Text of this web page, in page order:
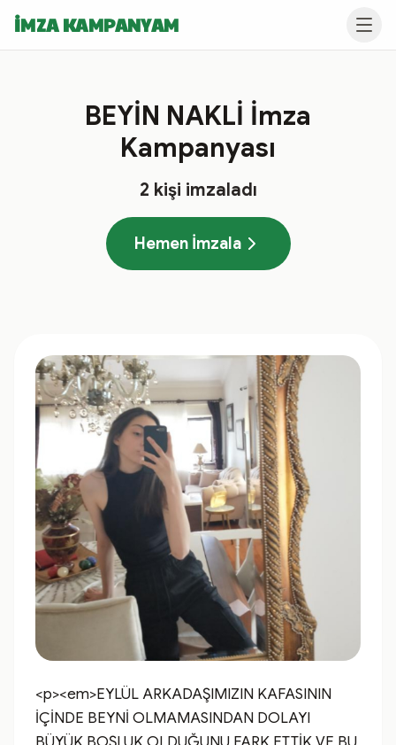
İMZA KAMPANYAM
BEYİN NAKLİ İmza
Kampanyası
2 kişi imzaladı
Hemen İmzala
<p><em>EYLÜL ARKADAŞIMIZIN KAFASININ
İÇİNDE BEYNİ OLMAMASINDAN DOLAYI